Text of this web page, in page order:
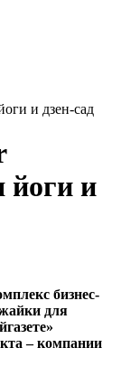
и дзен-сад
йоги и
бизнес-
для
– компании